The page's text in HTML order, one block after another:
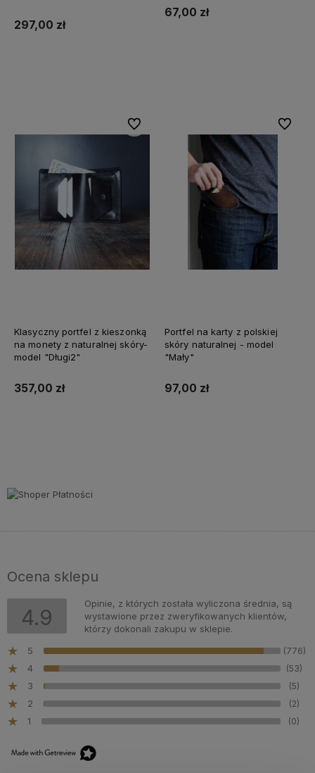
297,00 zł
67,00 zł
Klasyczny portfel z kieszonką
na monety z naturalnej skóry-
model "Długi2"
357,00 zł
Do ulubionych
Portfel na karty z polskiej
skóry naturalnej - model
"Mały"
97,00 zł
Do
Ocena sklepu
4.9
Opinie, z których została wyliczona średnia, są
wystawione przez zweryfikowanych klientów,
którzy dokonali zakupu w sklepie.
5
(776)
4 (53)
3 (5)
2 (2)
1 (0)